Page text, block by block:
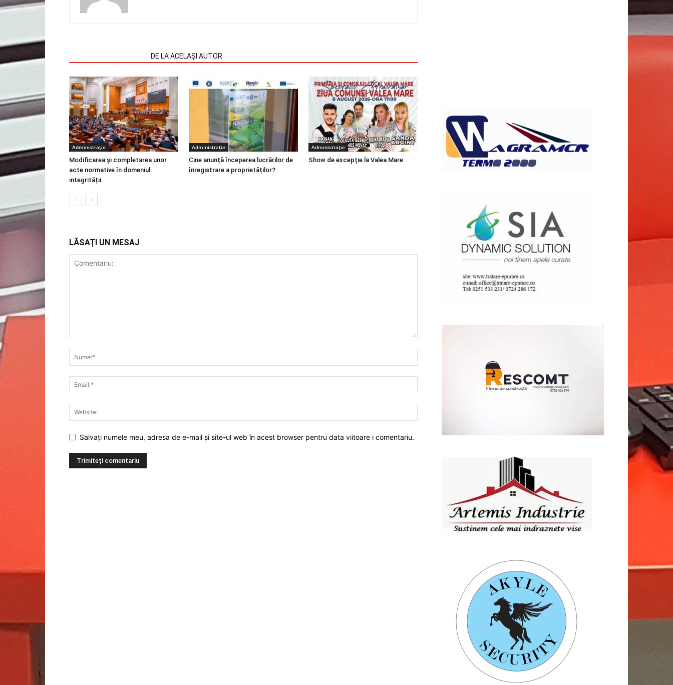
DE LA ACELAȘI AUTOR
Administrație
Modificarea și completarea unor
acte normative în domeniul
integrității
Administrație
Cine anunță începerea lucrărilor de
înregistrare a proprietăților?
Administrație
Show de excepție la Valea Mare
LĂSAȚI UN MESAJ
Salvați numele meu, adresa de e-mail și site-ul web în acest browser pentru data viitoare i comentariu.